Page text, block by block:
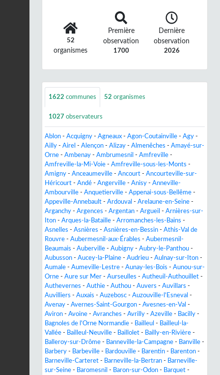
52
organismes
Première
observation
1700
Dernière
observation
2026
1622 communes 52 organismes
1027 observateurs
Ablon - Acquigny - Agneaux - Agon-Coutainville - Agy -
Ailly - Airel - Alençon - Alizay - Almenêches - Amayé-sur-
Orne - Ambenay - Ambrumesnil - Amfreville -
Amfreville-la-Mi-Voie - Amfreville-sous-les-Monts -
Amigny - Anceaumeville - Ancourt - Ancourteville-sur-
Héricourt - Andé - Angerville - Anisy - Anneville-
Ambourville - Anquetierville - Appenai-sous-Bellême -
Appeville-Annebault - Ardouval - Arelaune-en-Seine -
Arganchy - Argences - Argentan - Argueil - Arnières-sur-
Iton - Arques-la-Bataille - Arromanches-les-Bains -
Asnelles - Asnières - Asnières-en-Bessin - Athis-Val de
Rouvre - Aubermesnil-aux-Érables - Aubermesnil-
Beaumais - Auberville - Aubigny - Aubry-le-Panthou -
Aubusson - Aucey-la-Plaine - Audrieu - Aulnay-sur-Iton -
Aumale - Aumeville-Lestre - Aunay-les-Bois - Aunou-sur-
Orne - Aure sur Mer - Aurseulles - Autheuil-Authouillet -
Authevernes - Authie - Authou - Auvers - Auvillars -
Auvilliers - Auxais - Auzebosc - Auzouville-l'Esneval -
Avenay - Avernes-Saint-Gourgon - Avesnes-en-Val -
Aviron - Avoine - Avranches - Avrilly - Azeville - Bacilly -
Bagnoles de l'Orne Normandie - Bailleul - Bailleul-la-
Vallée - Bailleul-Neuville - Baillolet - Bailly-en-Rivière -
Balleroy-sur-Drôme - Banneville-la-Campagne - Banville -
Barbery - Barbeville - Bardouville - Barentin - Barenton -
Barneville-Carteret - Barneville-la-Bertran - Barneville-
sur-Seine - Baromesnil - Baron-sur-Odon - Barquet -